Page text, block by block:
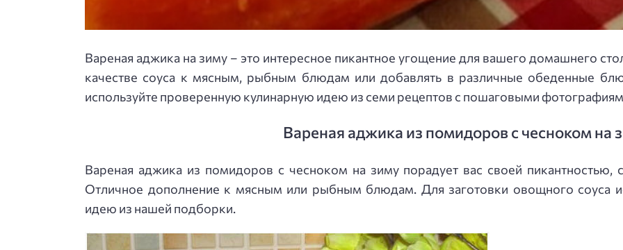
Вареная аджика на зиму – это интересное пикантное угощение для вашего домашнего
качестве соуса к мясным, рыбным блюдам или добавлять в различные обеденные
используйте проверенную кулинарную идею из семи рецептов с пошаговыми
Вареная аджика из помидоров с чесноком на
Вареная аджика из помидоров с чесноком на зиму порадует вас своей пикантностью,
Отличное дополнение к мясным или рыбным блюдам. Для заготовки овощного соуса
идею из нашей подборки.